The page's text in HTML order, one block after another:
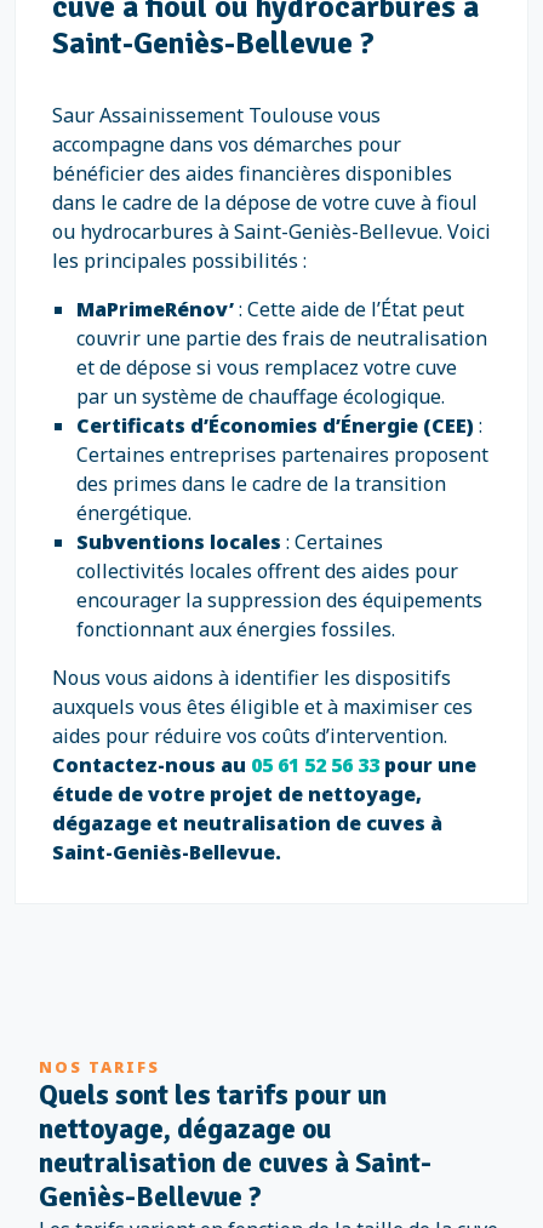
Saint-Geniès-Bellevue ?
Saur Assainissement Toulouse vous
accompagne dans vos démarches pour
bénéficier des aides financières disponibles
dans le cadre de la dépose de votre cuve à fioul
ou hydrocarbures à Saint-Geniès-Bellevue. Voici
les principales possibilités :
MaPrimeRénov’: Cette aide de l’État peut
couvrir une partie des frais de neutralisation
et de dépose si vous remplacez votre cuve
par un système de chauffage écologique.
Certificats d’Économies d’Énergie (CEE) :
Certaines entreprises partenaires proposent
des primes dans le cadre de la transition
énergétique.
Subventions locales : Certaines
collectivités locales offrent des aides pour
encourager la suppression des équipements
fonctionnant aux énergies fossiles.
Nous vous aidons à identifier les dispositifs
auxquels vous êtes éligible et à maximiser ces
aides pour réduire vos coûts d’intervention.
Contactez-nous au 05 61 52 56 33 pour une
étude de votre projet de nettoyage,
dégazage et neutralisation de cuves à
Saint-Geniès-Bellevue.
NOS TARIFS
Quels sont les tarifs pour un
nettoyage, dégazage ou
neutralisation de cuves à Saint-
Geniès-Bellevue ?